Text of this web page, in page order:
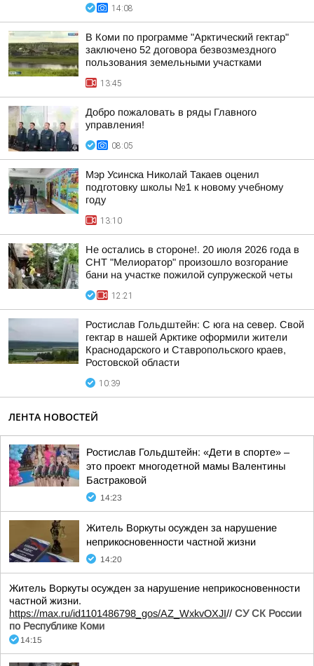
14:08
В Коми по программе "Арктический гектар"
заключено 52 договора безвозмездного
пользования земельными участками
13:45
Добро пожаловать в ряды Главного
управления!
08:05
Мэр Усинска Николай Такаев оценил
подготовку школы №1 к новому учебному
году
13:10
Не остались в стороне!. 20 июля 2026 года в
СНТ "Мелиоратор" произошло возгорание
бани на участке пожилой супружеской четы
12:21
Ростислав Гольдштейн: С юга на север. Свой
гектар в нашей Арктике оформили жители
Краснодарского и Ставропольского краев,
Ростовской области
10:39
ЛЕНТА НОВОСТЕЙ
Ростислав Гольдштейн: «Дети в спорте» –
это проект многодетной мамы Валентины
Бастраковой
14:23
Житель Воркуты осужден за нарушение
неприкосновенности частной жизни
14:20
Житель Воркуты осужден за нарушение неприкосновенности
частной жизни.
https://max.ru/id1101486798_gos/AZ_WxkvOXJI// СУ СК России
по Республике Коми
14:15